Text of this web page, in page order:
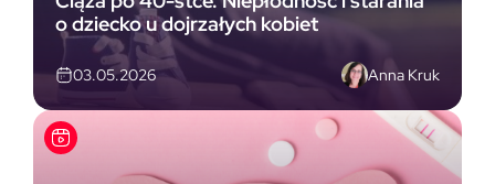
o dziecko u dojrzałych kobiet
03.05.2026 Anna Kruk